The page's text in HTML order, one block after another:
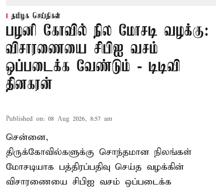
தமிழக செய்திகள்
பழனி கோவில் நில மோசடி வழக்கு:
விசாரணையை சிபிஐ வசம்
ஒப்படைக்க வேண்டும் - டிடிவி
தினகரன்
Published on: 08 Aug 2026, 8:57 am
சென்னை,
திருக்கோவில்களுக்கு சொந்தமான நிலங்கள்
மோசடியாக பத்திரப்பதிவு செய்த வழக்கின்
விசாரணையை சிபிஐ வசம் ஒப்படைக்க